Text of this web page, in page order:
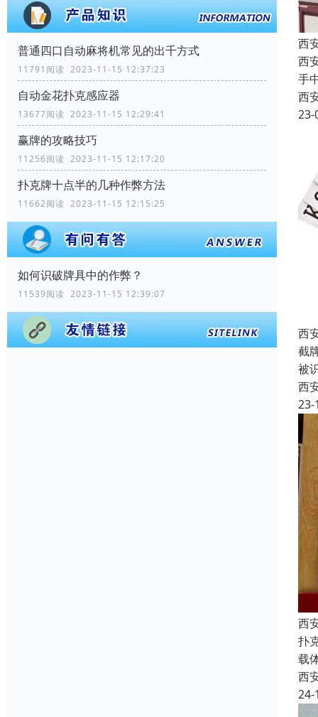
普通四口自动麻将机常见的出千方式
11791阅读 2023-11-15 12:37:23
自动金花扑克感应器
13677阅读 2023-11-15 12:29:41
赢牌的攻略技巧
11256阅读 2023-11-15 12:17:20
扑克牌十点半的几种作弊方法
11662阅读 2023-11-15 12:15:25
如何识破牌具中的作弊？
11539阅读 2023-11-15 12:39:07
西
西
手
西
23-
西
截
被
西
23-
西
扑
载
西
24-